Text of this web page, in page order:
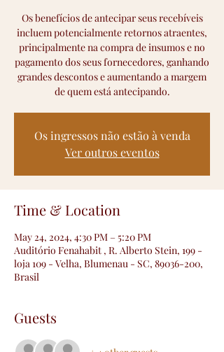
Os benefícios de antecipar seus recebíveis
incluem potencialmente retornos atraentes,
principalmente na compra de insumos e no
pagamento dos seus fornecedores, ganhando
grandes descontos e aumentando a margem
de quem está antecipando.
Os ingressos não estão à venda
Ver outros eventos
Time & Location
May 24, 2024, 4:30 PM – 5:20 PM
Auditório Fenahabit , R. Alberto Stein, 199 -
loja 109 - Velha, Blumenau - SC, 89036-200,
Brasil
Guests